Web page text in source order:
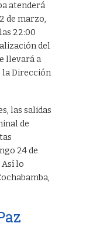
atenderá
de marzo,
22:00
del
llevará a
la Dirección
las salidas
de
24 de
Así lo